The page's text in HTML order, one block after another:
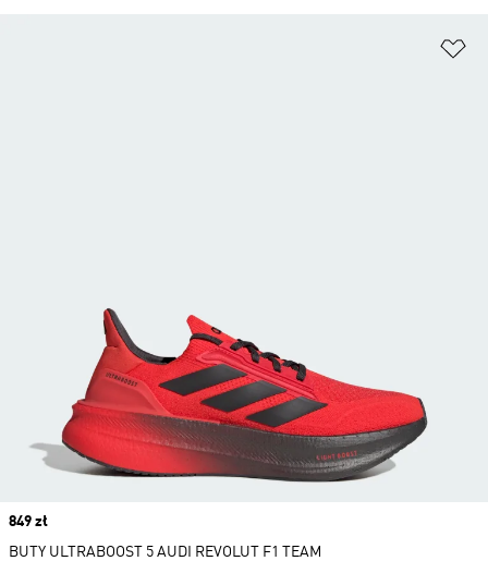
Price
849 zł
BUTY ULTRABOOST 5 AUDI REVOLUT F1 TEAM